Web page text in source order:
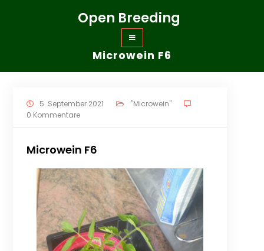
Open Breeding
Microwein F6
5. September 2021
"Microwein"
0 Kommentare
Microwein F6